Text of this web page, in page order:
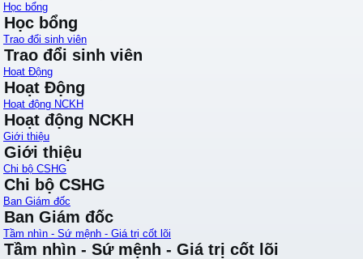
Học bổng
Học bổng
Trao đổi sinh viên
Trao đổi sinh viên
Hoạt Động
Hoạt Động
Hoạt động NCKH
Hoạt động NCKH
Giới thiệu
Giới thiệu
Chi bộ CSHG
Chi bộ CSHG
Ban Giám đốc
Ban Giám đốc
Tầm nhìn - Sứ mệnh - Giá trị cốt lõi
Tầm nhìn - Sứ mệnh - Giá trị cốt lõi